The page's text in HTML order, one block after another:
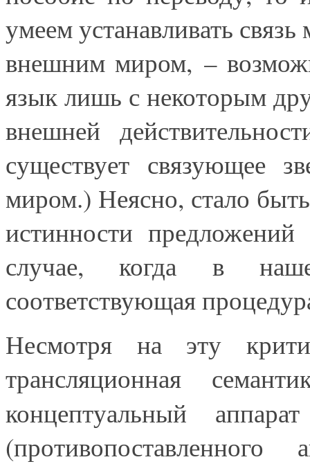
умеем устанавливать
внешним миром, –
язык лишь с некоторым
внешней
существует связующее
миром.) Неясно, стало
истинности
случае, когда в
соответствующая
Несмотря на эту
трансляционная
концептуальный